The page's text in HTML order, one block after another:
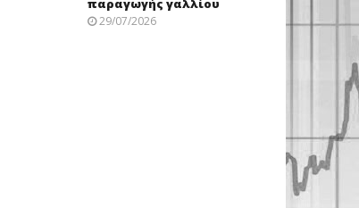
παραγωγής γαλλίου
29/07/2026